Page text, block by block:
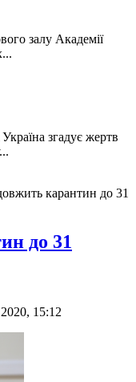
залу Академії
згадує жертв
карантин до 31
до 31
15:12